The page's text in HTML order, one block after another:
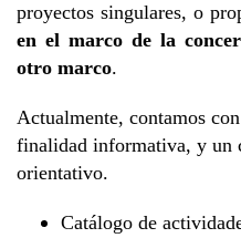
proyectos singulares, o
en el marco de la
otro marco.
Actualmente, contamos
finalidad informativa, y un
orientativo.
Catálogo de